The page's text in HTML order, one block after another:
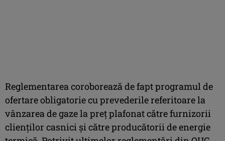
Reglementarea coroborează de fapt programul de
ofertare obligatorie cu prevederile referitoare la
vânzarea de gaze la preț plafonat către furnizorii
clienților casnici și către producătorii de energie